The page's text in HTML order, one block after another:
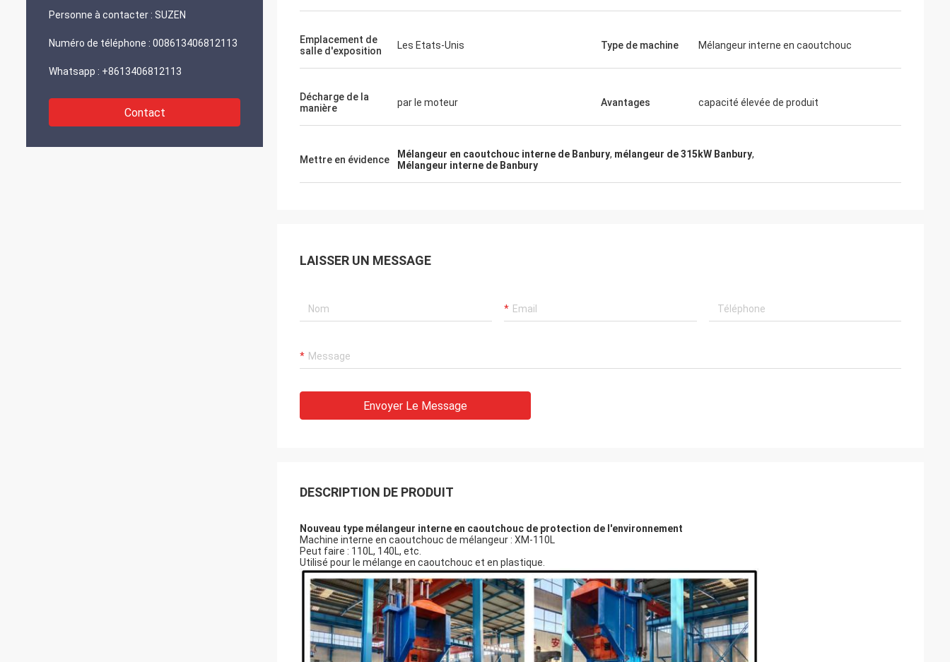
Personne à contacter : SUZEN
Numéro de téléphone : 008613406812113
Whatsapp : +8613406812113
Contact
Emplacement de
salle d'exposition
Les Etats-Unis Type de machine Mélangeur interne en caoutchouc
Décharge de la
manière
par le moteur Avantages capacité élevée de produit
Mettre en évidence Mélangeur en caoutchouc interne de Banbury, mélangeur de 315kW Banbury,
Mélangeur interne de Banbury
LAISSER UN MESSAGE
Envoyer Le Message
DESCRIPTION DE PRODUIT
Nouveau type mélangeur interne en caoutchouc de protection de l'environnement
Machine interne en caoutchouc de mélangeur : XM-110L
Peut faire : 110L, 140L, etc.
Utilisé pour le mélange en caoutchouc et en plastique.